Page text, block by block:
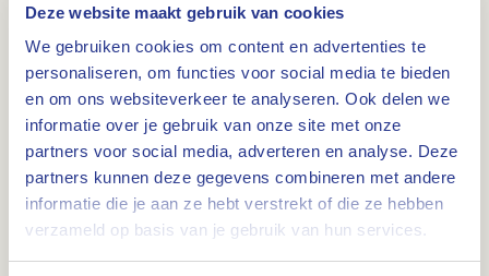
Deze website maakt gebruik van cookies
We gebruiken cookies om content en advertenties te
personaliseren, om functies voor social media te bieden
en om ons websiteverkeer te analyseren. Ook delen we
informatie over je gebruik van onze site met onze
partners voor social media, adverteren en analyse. Deze
partners kunnen deze gegevens combineren met andere
informatie die je aan ze hebt verstrekt of die ze hebben
verzameld op basis van je gebruik van hun services.
Route
Lengte: 29 km. Deze route door de gemeente
Nederweert voert je over grotendeels verharde,
maar ook onverharde wegen door een
gevarieerd en rustig landschap.